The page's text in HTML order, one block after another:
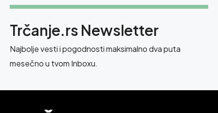
Trčanje.rs Newsletter
Najbolje vesti i pogodnosti maksimalno dva puta
mesečno u tvom Inboxu.